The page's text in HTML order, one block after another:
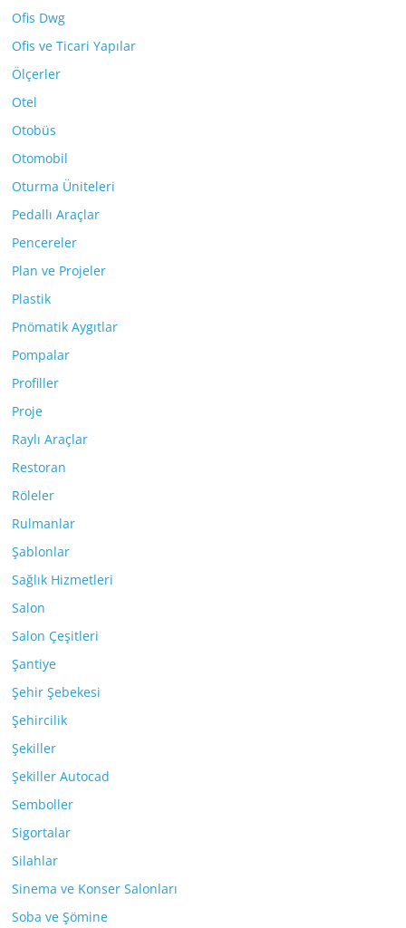
Ofis Dwg
Ofis ve Ticari Yapılar
Ölçerler
Otel
Otobüs
Otomobil
Oturma Üniteleri
Pedallı Araçlar
Pencereler
Plan ve Projeler
Plastik
Pnömatik Aygıtlar
Pompalar
Profiller
Proje
Raylı Araçlar
Restoran
Röleler
Rulmanlar
Şablonlar
Sağlık Hizmetleri
Salon
Salon Çeşitleri
Şantiye
Şehir Şebekesi
Şehircilik
Şekiller
Şekiller Autocad
Semboller
Sigortalar
Silahlar
Sinema ve Konser Salonları
Soba ve Şömine